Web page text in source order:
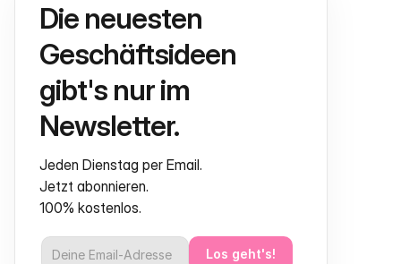
Die neuesten
Geschäftsideen
gibt's nur im
Newsletter.
Jeden Dienstag per Email.
Jetzt abonnieren.
100% kostenlos.
Los geht's!